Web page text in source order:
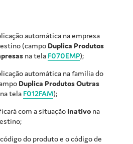
automática na empresa
(campo Duplica Produtos
na tela F070EMP);
automática na família do
Duplica Produtos Outras
na tela F012FAM);
com a situação Inativo na
do produto e o código de